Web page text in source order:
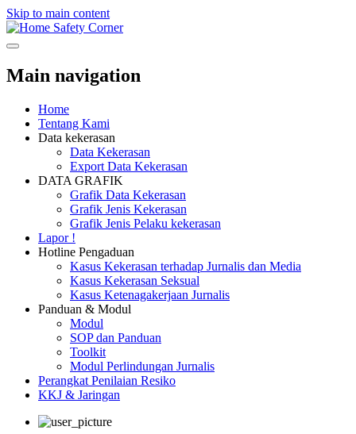
Skip to main content
Safety Corner
Main navigation
Home
Tentang Kami
Data kekerasan
Data Kekerasan
Export Data Kekerasan
DATA GRAFIK
Grafik Data Kekerasan
Grafik Jenis Kekerasan
Grafik Jenis Pelaku kekerasan
Lapor !
Hotline Pengaduan
Kasus Kekerasan terhadap Jurnalis dan Media
Kasus Kekerasan Seksual
Kasus Ketenagakerjaan Jurnalis
Panduan & Modul
Modul
SOP dan Panduan
Toolkit
Modul Perlindungan Jurnalis
Perangkat Penilaian Resiko
KKJ & Jaringan